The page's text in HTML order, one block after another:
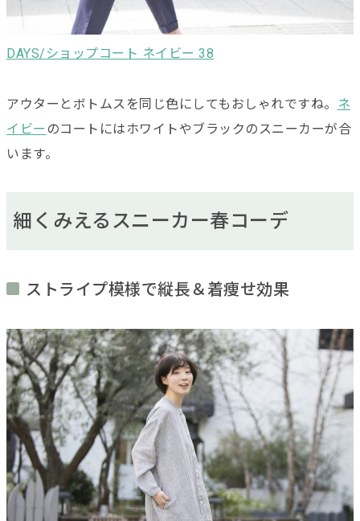
DAYS/ショップコート ネイビー 38
アウターとボトムスを同じ色にしてもおしゃれですね。
ネ
イビー のコートにはホワイトやブラックのスニーカーが合
います。
細くみえるスニーカー春コーデ
ストライプ模様で縦長＆着痩せ効果